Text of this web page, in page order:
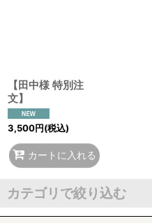
【田中様 特別注
文】
3,500円(税込)
カートに入れる
カテゴリで絞り込む